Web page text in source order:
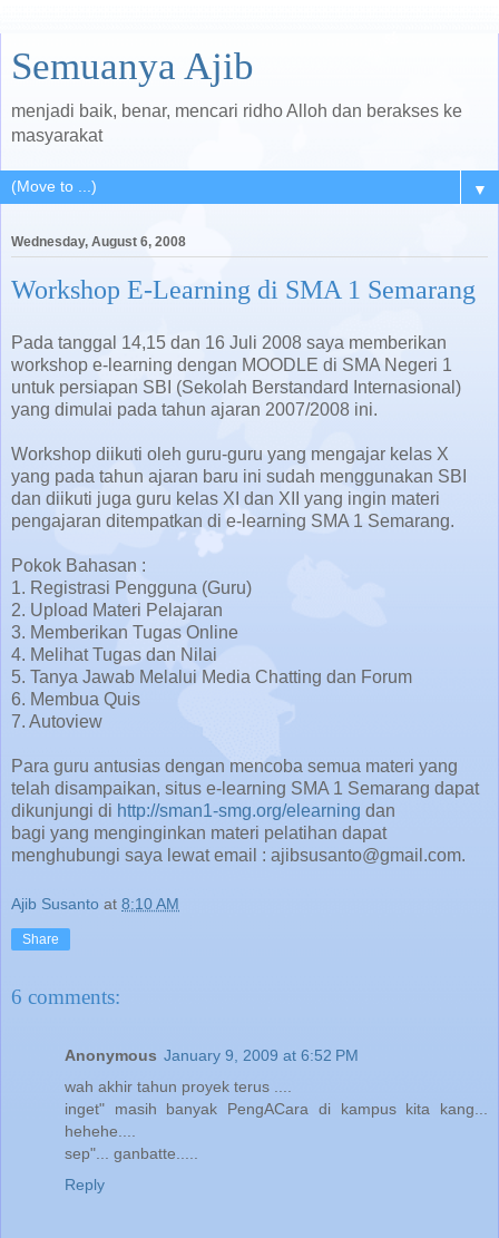
Semuanya Ajib
menjadi baik, benar, mencari ridho Alloh dan berakses ke
masyarakat
▼
Wednesday, August 6, 2008
Workshop E-Learning di SMA 1 Semarang
Pada tanggal 14,15 dan 16 Juli 2008 saya memberikan
workshop e-learning dengan MOODLE di SMA Negeri 1
untuk persiapan SBI (Sekolah Berstandard Internasional)
yang dimulai pada tahun ajaran 2007/2008 ini.
Workshop diikuti oleh guru-guru yang mengajar kelas X
yang pada tahun ajaran baru ini sudah menggunakan SBI
dan diikuti juga guru kelas XI dan XII yang ingin materi
pengajaran ditempatkan di e-learning SMA 1 Semarang.
Pokok Bahasan :
1. Registrasi Pengguna (Guru)
2. Upload Materi Pelajaran
3. Memberikan Tugas Online
4. Melihat Tugas dan Nilai
5. Tanya Jawab Melalui Media Chatting dan Forum
6. Membua Quis
7. Autoview
Para guru antusias dengan mencoba semua materi yang
telah disampaikan, situs e-learning SMA 1 Semarang dapat
dikunjungi di http://sman1-smg.org/elearning dan
bagi yang menginginkan materi pelatihan dapat
menghubungi saya lewat email : ajibsusanto@gmail.com.
Ajib Susanto at 8:10 AM
Share
6 comments:
Anonymous January 9, 2009 at 6:52 PM
wah akhir tahun proyek terus ....
inget" masih banyak PengACara di kampus kita kang...
hehehe....
sep"... ganbatte.....
Reply